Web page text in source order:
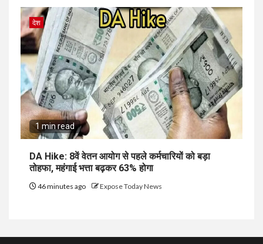
देश
1 min read
DA Hike: 8वें वेतन आयोग से पहले कर्मचारियों को बड़ा
तोहफा, महंगाई भत्ता बढ़कर 63% होगा
46 minutes ago Expose Today News